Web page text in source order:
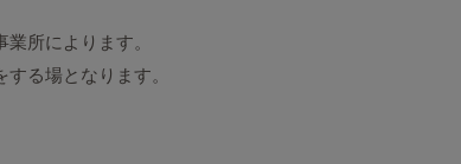
所によります。
る場となります。